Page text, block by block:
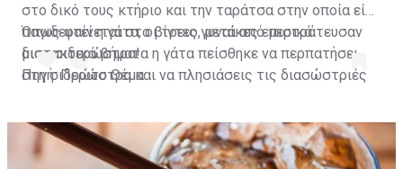
A post shared by Habertürk TV (@haberturktv)
στο δικό τους κτήριο και την ταράτσα στην οποία είχε
παγιδευτεί η γάτα, οι τρεις γυναίκες επιστράτευσαν
μια... σιδερώστρα!
Όπως φαίνεται στο βίντεο, μετά από μερικά
διστακτικά βήματα η γάτα πείσθηκε να περπατήσει
στη σιδερώστρα και να πλησιάσεις τις διασώστριές
Πηγή: Πρώτο Θέμα